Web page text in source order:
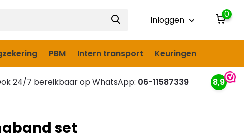
Inloggen
0
PBM Intern transport Keuringen
24/7 bereikbaar op WhatsApp: 06-11587339
8,9
set